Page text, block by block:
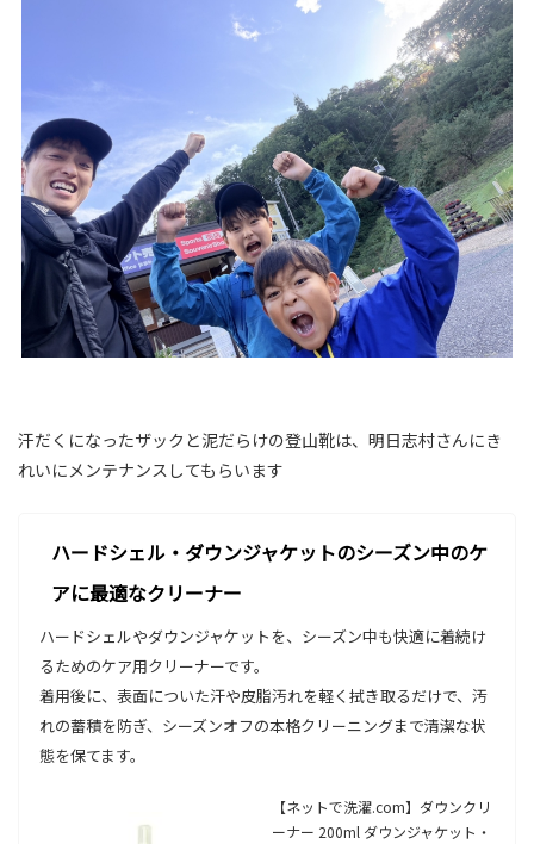
汗だくになったザックと泥だらけの登山靴は、明日志村さんにき
れいにメンテナンスしてもらいます
ハードシェル・ダウンジャケットのシーズン中のケ
アに最適なクリーナー
ハードシェルやダウンジャケットを、シーズン中も快適に着続け
るためのケア用クリーナーです。
着用後に、表面についた汗や皮脂汚れを軽く拭き取るだけで、汚
れの蓄積を防ぎ、シーズンオフの本格クリーニングまで清潔な状
態を保てます。
【ネットで洗濯.com】ダウンクリ
ーナー 200ml ダウンジャケット・